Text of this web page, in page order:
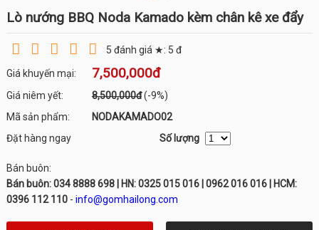
Lò nướng BBQ Noda Kamado kèm chân kê xe đẩy
5 đánh giá ★: 5 đ
Giá khuyến mại: 7,500,000đ
Giá niêm yết: 8,500,000đ(-9%)
Mã sản phẩm:
NODAKAMADO02
Đặt hàng ngay
Số lượng
Bán buôn:
Bán buôn: 034 8888 698 | HN: 0325 015 016 | 0962 016 016 | HCM:
0396 112 110- info@gomhailong.com